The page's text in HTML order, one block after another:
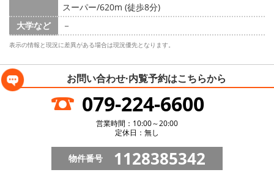
スーパー/620m (徒歩8分)
大学など
－
表示の情報と現況に差異がある場合は現況優先となります。
お問い合わせ·内覧予約はこちらから
079-224-6600
営業時間：10:00～20:00
定休日：無し
物件番号 1128385342